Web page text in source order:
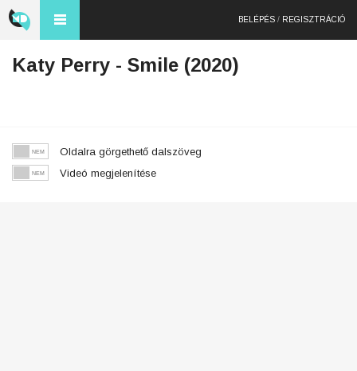
BELÉPÉS / REGISZTRÁCIÓ
Katy Perry - Smile (2020)
Oldalra görgethető dalszöveg
Videó megjelenítése